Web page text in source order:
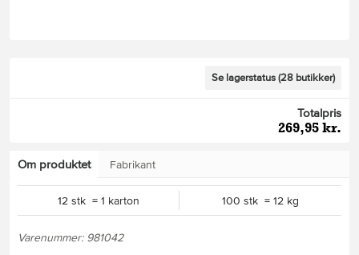
Se lagerstatus (28 butikker)
Totalpris
269,95 kr.
Om produktet Fabrikant
12 stk = 1 karton 100 stk = 12 kg
Varenummer: 981042